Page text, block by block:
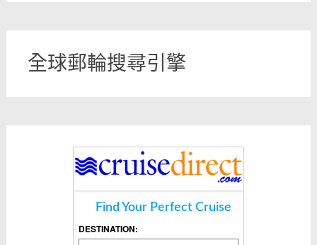
全球郵輪搜尋引擎
Find Your Perfect Cruise
DESTINATION: